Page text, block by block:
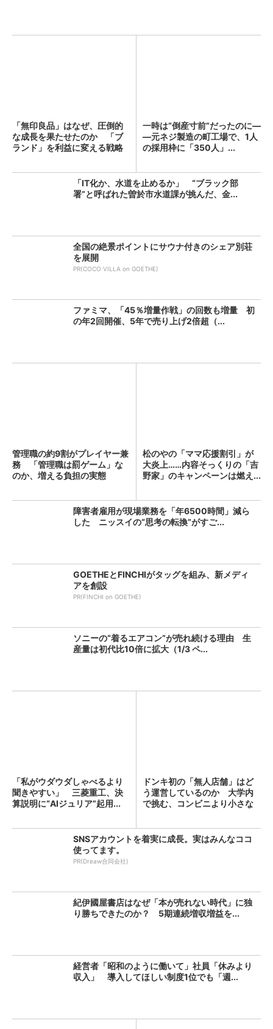
「無印良品」はなぜ、圧倒的
な成長を果たせたのか 「ブ
ランド」を利益に変える戦略
一時は“倒産寸前”だったのに―
―元ネジ製造の町工場で、1人
の採用枠に「350人」...
「IT化か、水道を止めるか」 “ブラック部
署”と呼ばれた曽於市水道課が挑んだ、金...
全国の絶景ポイントにサウナ付きのシェア別荘
を展開
PR(COCO VILLA on GOETHE)
ファミマ、「45％増量作戦」の回数も増量 初
の年2回開催、5年で売り上げ2倍超（...
管理職の約9割がプレイヤー兼
務 「管理職は罰ゲーム」な
のか、増える負担の実態
松のやの「ママ応援割引」が
大炎上……内容そっくりの「吉
野家」のキャンペーンは燃え...
障害者雇用が現場業務を「年6500時間」減ら
した ニッスイの“思考の転換”がすご...
GOETHEとFINCHIがタッグを組み、新メディ
アを創設
PR(FINCHI on GOETHE)
ソニーの“着るエアコン”が売れ続ける理由 生
産量は初代比10倍に拡大（1/3 ペ...
「私がウダウダしゃべるより
聞きやすい」 三菱重工、決
算説明に“AIジュリア”起用...
ドンキ初の「無人店舗」はど
う運営しているのか 大学内
で挑む、コンビニより小さな
SNSアカウントを着実に成長。実はみんなココ
使ってます。
PR(Dreaw合同会社)
紀伊國屋書店はなぜ「本が売れない時代」に独
り勝ちできたのか？ 5期連続増収増益を...
経営者「昭和のように働いて」社員「休みより
収入」 導入してほしい制度1位でも「週...